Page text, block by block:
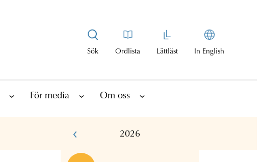
Sök Ordlista Lättläst In English
För media Om oss
2026